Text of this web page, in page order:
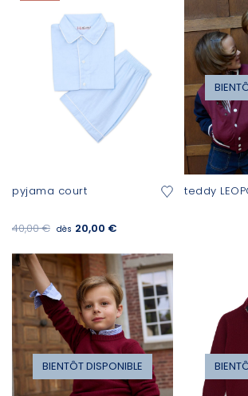
pyjama court
dès 20,00 €
40,00 €
teddy
BIENTÔT DISPONIBLE